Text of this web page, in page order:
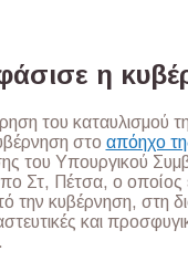
η
του καταυλισμού
στο απόηχο
του Υπουργικού
Στ, Πέτσα, ο οποίος
κυβέρνηση, στη
και